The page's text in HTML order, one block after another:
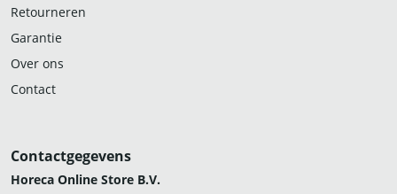
Retourneren
Garantie
Over ons
Contact
Contactgegevens
Horeca Online Store B.V.